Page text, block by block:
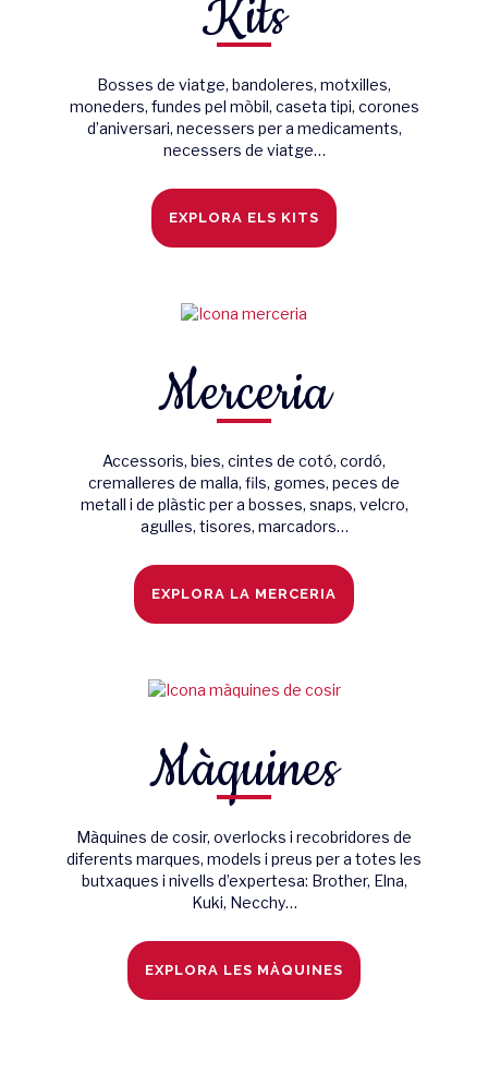
Kits
Bosses de viatge, bandoleres, motxilles,
moneders, fundes pel mòbil, caseta tipi, corones
d’aniversari, necessers per a medicaments,
necessers de viatge…
EXPLORA ELS KITS
Merceria
Accessoris, bies, cintes de cotó, cordó,
cremalleres de malla, fils, gomes, peces de
metall i de plàstic per a bosses, snaps, velcro,
agulles, tisores, marcadors…
EXPLORA LA MERCERIA
Màquines
Màquines de cosir, overlocks i recobridores de
diferents marques, models i preus per a totes les
butxaques i nivells d’expertesa: Brother, Elna,
Kuki, Necchy…
EXPLORA LES MÀQUINES